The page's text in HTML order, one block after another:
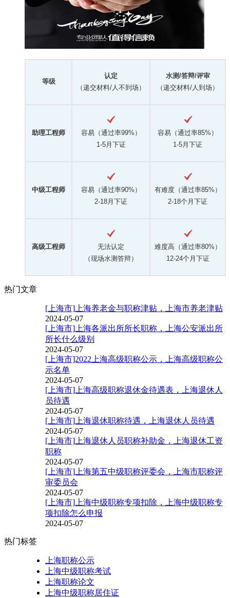
等级
认定
（递交材料/人不到场）
水测/答辩/评审
（递交材料/人到场）
助理工程师
容易（通过率99%）
1-5月下证
容易（通过率85%）
1-5月下证
中级工程师
容易（通过率90%）
2-18月下证
有难度（通过率85%）
2-18个月下证
高级工程师
无法认定
（现场水测答辩）
难度高（通过率80%）
12-24个月下证
热门文章
[上海市]上海养老金与职称津贴，上海市养老津贴
2024-05-07
[上海市]上海各派出所所长职称，上海公安派出所
所长什么级别
2024-05-07
[上海市]2022上海高级职称公示，上海高级职称公
示名单
2024-05-07
[上海市]上海高级职称退休金待遇表，上海退休人
员待遇
2024-05-07
[上海市]上海退休职称待遇，上海退休人员待遇
2024-05-07
[上海市]上海退休人员职称补助金，上海退休工资
职称
2024-05-07
[上海市]上海第五中级职称评委会，上海市职称评
审委员会
2024-05-07
[上海市]上海中级职称专项扣除，上海中级职称专
项扣除怎么申报
2024-05-07
热门标签
上海职称公示
上海中级职称考试
上海职称论文
上海中级职称居住证